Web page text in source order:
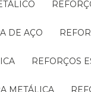
DE AÇO
METÁLICA